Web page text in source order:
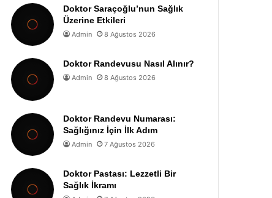
Doktor Saraçoğlu’nun Sağlık
Üzerine Etkileri
Admin 8 Ağustos 2026
Doktor Randevusu Nasıl Alınır?
Admin 8 Ağustos 2026
Doktor Randevu Numarası:
Sağlığınız İçin İlk Adım
Admin 7 Ağustos 2026
Doktor Pastası: Lezzetli Bir
Sağlık İkramı